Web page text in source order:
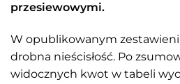
przesiewowymi.
W opublikowanym
drobna nieścisłość. Po
widocznych kwot w tabeli